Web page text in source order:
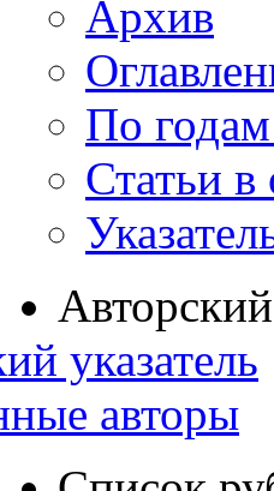
Архив
По
Статьи
указатель
авторы